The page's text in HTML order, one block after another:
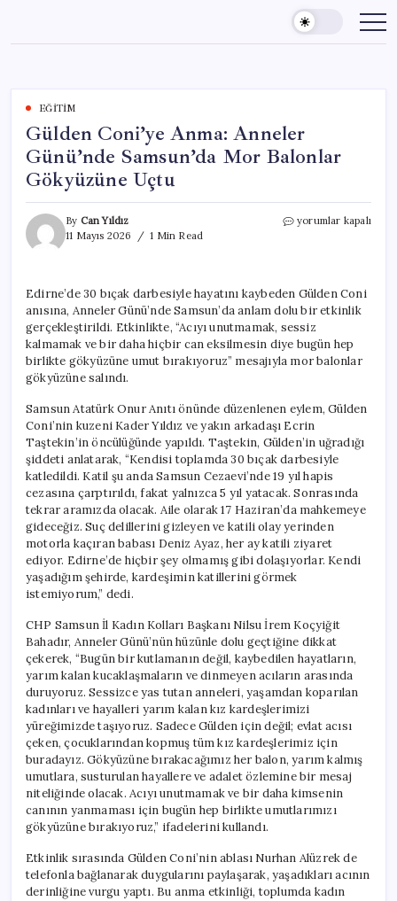
content
EĞITIM
Gülden Coni’ye Anma: Anneler
Günü’nde Samsun’da Mor Balonlar
Gökyüzüne Uçtu
By Can Yıldız
11 Mayıs 2026
1 Min Read
Gülden
Samsun’da
Mor
Balonlar
Gökyüzüne
Uçtu
yorumlar kapalı
Edirne’de 30 bıçak darbesiyle hayatını kaybeden Gülden Coni
anısına, Anneler Günü’nde Samsun’da anlam dolu bir etkinlik
gerçekleştirildi. Etkinlikte, “Acıyı unutmamak, sessiz
kalmamak ve bir daha hiçbir can eksilmesin diye bugün hep
birlikte gökyüzüne umut bırakıyoruz” mesajıyla mor balonlar
gökyüzüne salındı.
Samsun Atatürk Onur Anıtı önünde düzenlenen eylem, Gülden
Coni’nin kuzeni Kader Yıldız ve yakın arkadaşı Ecrin
Taştekin’in öncülüğünde yapıldı. Taştekin, Gülden’in uğradığı
şiddeti anlatarak, “Kendisi toplamda 30 bıçak darbesiyle
katledildi. Katil şu anda Samsun Cezaevi’nde 19 yıl hapis
cezasına çarptırıldı, fakat yalnızca 5 yıl yatacak. Sonrasında
tekrar aramızda olacak. Aile olarak 17 Haziran’da mahkemeye
gideceğiz. Suç delillerini gizleyen ve katili olay yerinden
motorla kaçıran babası Deniz Ayaz, her ay katili ziyaret
ediyor. Edirne’de hiçbir şey olmamış gibi dolaşıyorlar. Kendi
yaşadığım şehirde, kardeşimin katillerini görmek
istemiyorum,” dedi.
CHP Samsun İl Kadın Kolları Başkanı Nilsu İrem Koçyiğit
Bahadır, Anneler Günü’nün hüzünle dolu geçtiğine dikkat
çekerek, “Bugün bir kutlamanın değil, kaybedilen hayatların,
yarım kalan kucaklaşmaların ve dinmeyen acıların arasında
duruyoruz. Sessizce yas tutan anneleri, yaşamdan koparılan
kadınları ve hayalleri yarım kalan kız kardeşlerimizi
yüreğimizde taşıyoruz. Sadece Gülden için değil; evlat acısı
çeken, çocuklarından kopmuş tüm kız kardeşlerimiz için
buradayız. Gökyüzüne bırakacağımız her balon, yarım kalmış
umutlara, susturulan hayallere ve adalet özlemine bir mesaj
niteliğinde olacak. Acıyı unutmamak ve bir daha kimsenin
canının yanmaması için bugün hep birlikte umutlarımızı
gökyüzüne bırakıyoruz,” ifadelerini kullandı.
Etkinlik sırasında Gülden Coni’nin ablası Nurhan Alüzrek de
telefonla bağlanarak duygularını paylaşarak, yaşadıkları acının
derinliğine vurgu yaptı. Bu anma etkinliği, toplumda kadın